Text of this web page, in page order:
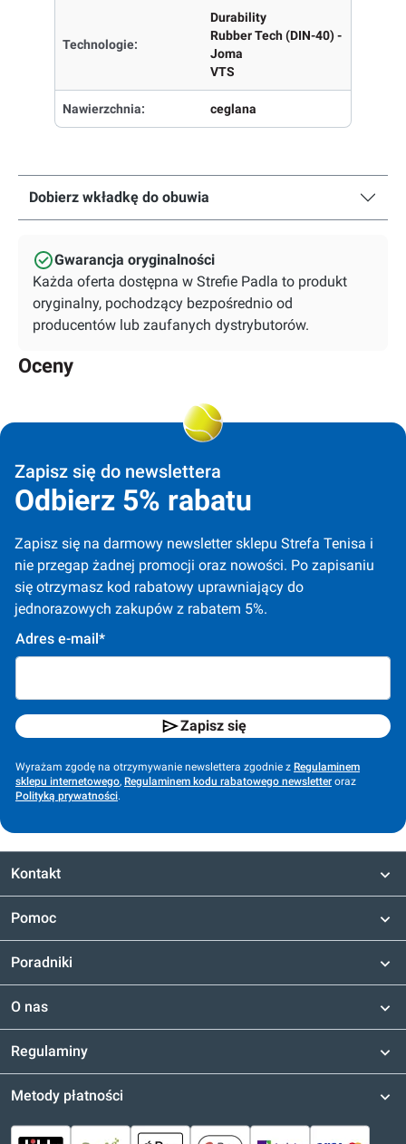
Technologie:
Durability
Rubber Tech (DIN-40) -
Joma
VTS
Nawierzchnia: ceglana
Dobierz wkładkę do obuwia
Gwarancja oryginalności
Każda oferta dostępna w Strefie Padla to produkt
oryginalny, pochodzący bezpośrednio od
producentów lub zaufanych dystrybutorów.
Oceny
Zapisz się do newslettera
Odbierz 5% rabatu
Zapisz się na darmowy newsletter sklepu Strefa Tenisa i
nie przegap żadnej promocji oraz nowości. Po zapisaniu
się otrzymasz kod rabatowy uprawniający do
jednorazowych zakupów z rabatem 5%.
Adres e-mail*
Zapisz się
Wyrażam zgodę na otrzymywanie newslettera zgodnie z Regulaminem
sklepu internetowego, Regulaminem kodu rabatowego newsletter oraz
Polityką prywatności.
Kontakt
Pomoc
Poradniki
O nas
Regulaminy
Metody płatności